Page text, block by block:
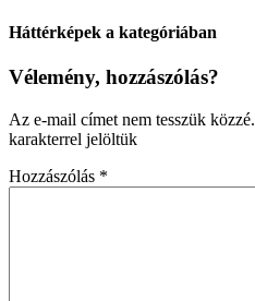
Háttérképek a kategóriában
Vélemény, hozzászólás?
Az e-mail címet nem tesszük közzé.
karakterrel jelöltük
Hozzászólás *